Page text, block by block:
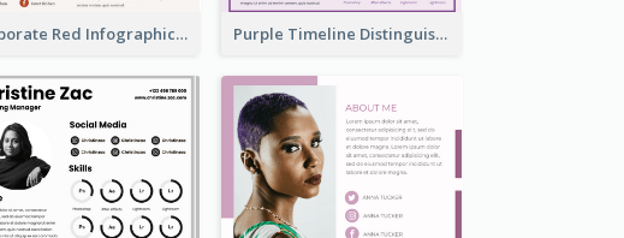
Corporate Red Infographic Resume Purple Timeline Distinguished Resume